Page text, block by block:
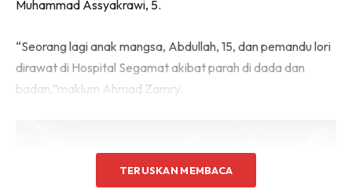
Muhammad Assyakrawi, 5.
“Seorang lagi anak mangsa, Abdullah, 15, dan pemandu lori
dirawat di Hospital Segamat akibat parah di dada dan
badan,”maklum Ahmad Zamry.
TERUSKAN MEMBACA